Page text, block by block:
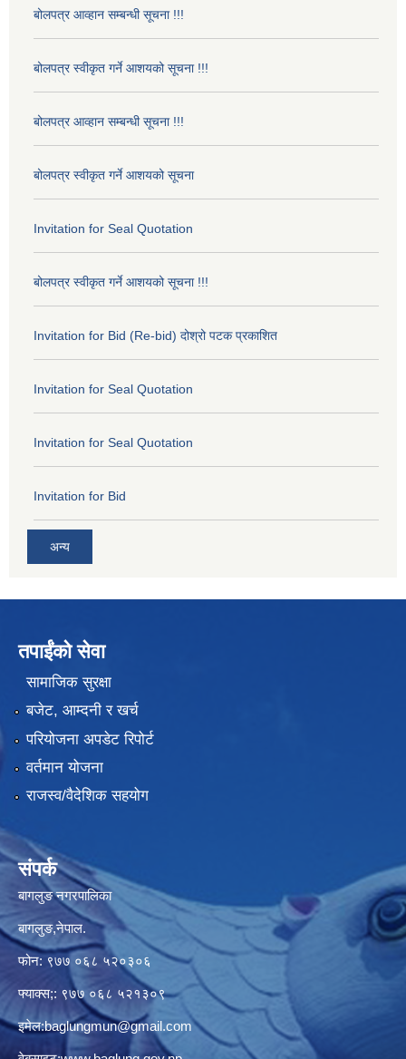
बोलपत्र आव्हान सम्बन्धी सूचना !!!
बोलपत्र स्वीकृत गर्ने आशयको सूचना !!!
बोलपत्र आव्हान सम्बन्धी सूचना !!!
बोलपत्र स्वीकृत गर्ने आशयको सूचना
Invitation for Seal Quotation
बोलपत्र स्वीकृत गर्ने आशयको सूचना !!!
Invitation for Bid (Re-bid) दोश्रो पटक प्रकाशित
Invitation for Seal Quotation
Invitation for Seal Quotation
Invitation for Bid
अन्य
तपाईंको सेवा
सामाजिक सुरक्षा
बजेट, आम्दनी र खर्च
परियोजना अपडेट रिपोर्ट
वर्तमान योजना
राजस्व/वैदेशिक सहयोग
संपर्क
बागलुङ नगरपालिका
बागलुङ,नेपाल.
फोन: ९७७ ०६८ ५२०३०६
फ्याक्स;: ९७७ ०६८ ५२१३०९
इमेल:baglungmun@gmail.com